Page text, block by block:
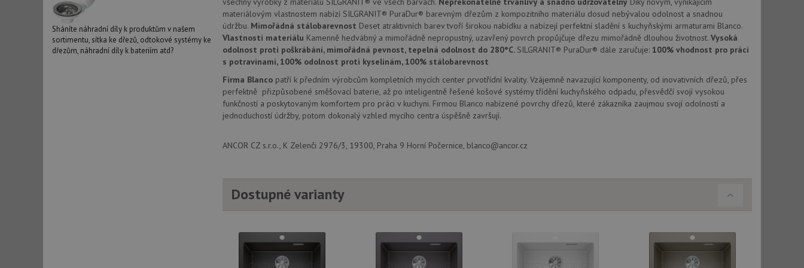
Sháníte náhradní díly k produktům v našem
sortimentu, sítka ke dřezů, odtokové systémy ke
dřezům, náhradní díly k bateriím atd?
materiálovým vlastnostem nabízí SILGRANIT® PuraDur® barevným dřezům z kompozitního materiálu dosud nebývalou odolnost a snadnou
údržbu. Mimořádná stálobarevnost Deset atraktivních barev tvoří širokou nabídku a nabízejí perfektní sladění s kuchyňskými armaturami Blanco.
Vlastnosti materiálu Kamenně hedvábný a mimořádně nepropustný, uzavřený povrch propůjčuje dřezu mimořádně dlouhou životnost. Vysoká
odolnost proti poškrábání, mimořádná pevnost, tepelná odolnost do 280°C. SILGRANIT® PuraDur® dále zaručuje: 100% vhodnost pro práci
s potravinami, 100% odolnost proti kyselinám, 100% stálobarevnost
Firma Blanco patří k předním výrobcům kompletních mycích center prvotřídní kvality. Vzájemně navazující komponenty, od inovativních dřezů, přes
perfektně přizpůsobené směšovací baterie, až po inteligentně řešené košové systémy třídění kuchyňského odpadu, přesvědčí svojí vysokou
funkčností a poskytovaným komfortem pro práci v kuchyni. Firmou Blanco nabízené povrchy dřezů, které zákazníka zaujmou svojí odolností a
jednoduchostí údržby, potom dokonalý vzhled mycího centra úspěšně završují.
ANCOR CZ s.r.o., K Zelenči 2976/3, 19300, Praha 9 Horní Počernice, blanco@ancor.cz
Dostupné varianty
_ga_9T91YFLEPX
.drezy-
baterie.cz
1
měsíc
Tento soubor cookie používá Google Analytics k zachování stavu relace.
__Secure-YNID
.youtube.com
6 měsíců
Google LLC
.doubleclick.net
1 rok
Tento soubor cookie nastavuje společnost Doubleclick a
provádí informace o tom, jak koncový uživatel používá
webové stránky a jakoukoli reklamu, kterou koncový uživatel
mohl vidět před návštěvou uvedeného webu.
4 týdny 2
dny
nalezen jako soubor cookie relace, bude pravděpodobně
použit jako pro správu stavu relace.
test_cookie
Google LLC
.doubleclick.net
15 minut
Tento soubor cookie nastavuje společnost DoubleClick
(kterou vlastní společnost Google), aby zjistila, zda prohlížeč
návštěvníka webu podporuje soubory cookie.
.youtube.com
prohlížeče
zobrazení vložených videí.
.youtube.com
uživatelských předvoleb pro videa Youtube vložená do
webů; může také určit, zda návštěvník webu používá novou